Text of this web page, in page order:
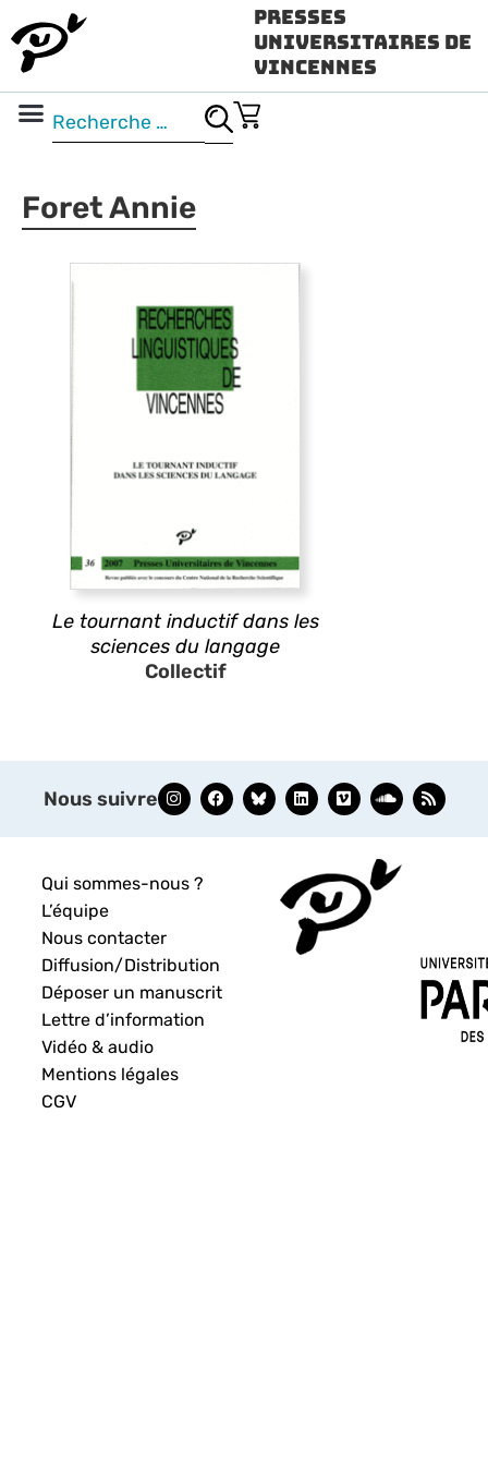
Presses
Universitaires de
Vincennes
Foret Annie
Le tournant inductif dans les
sciences du langage
Collectif
Nous suivre
Qui sommes-nous ?
L’équipe
Nous contacter
Diffusion/Distribution
Déposer un manuscrit
Lettre d’information
Vidéo & audio
Mentions légales
CGV